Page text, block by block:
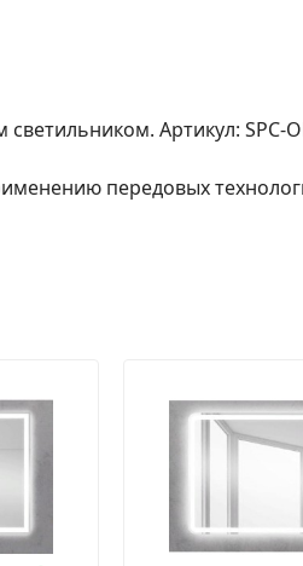
Артикул: SPC-
передовых